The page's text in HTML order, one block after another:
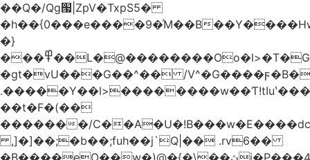
��Q�/Qg՗|ZpV�TxpS5�
�h��{0���e����9�ͯM��B
�}
���߾��L�@��������Oo�l>�T�GO���p{�*�Smmn������GM���A��?
�gt�vU���G��^�� /
��t�F�(��
�������/
,]�]��;�b��;fuh��j`Q|�� .rv6��
�B����eO��w�)@�{�\��ڽj�P���4$%��ܑ